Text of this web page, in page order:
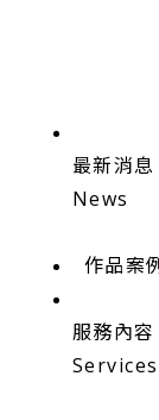
最新消息
News
作品案
服務內容
Services